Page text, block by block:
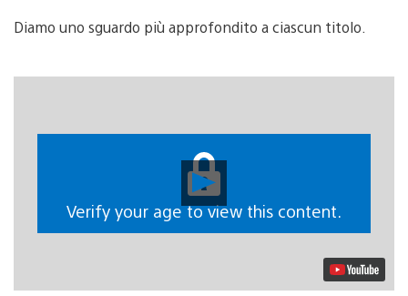
Diamo uno sguardo più approfondito a ciascun titolo.
Riproduci
video
Verify your age to view this content.